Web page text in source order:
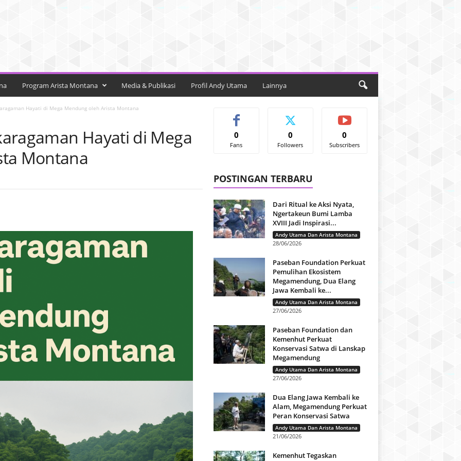
Program Arista Montana Media & Publikasi Profil Andy Utama Lainnya
Hayati di Mega Mendung oleh Arista Montana
Hayati di Mega
Montana
0
Fans
0
Followers
0
Subscribers
POSTINGAN TERBARU
Dari Ritual ke Aksi Nyata,
Ngertakeun Bumi Lamba
XVIII Jadi Inspirasi...
Andy Utama Dan Arista Montana
28/06/2026
Paseban Foundation Perkuat
Pemulihan Ekosistem
Megamendung, Dua Elang
Jawa Kembali ke...
Andy Utama Dan Arista Montana
27/06/2026
Paseban Foundation dan
Kemenhut Perkuat
Konservasi Satwa di Lanskap
Megamendung
Andy Utama Dan Arista Montana
27/06/2026
Dua Elang Jawa Kembali ke
Alam, Megamendung Perkuat
Peran Konservasi Satwa
Andy Utama Dan Arista Montana
21/06/2026
Kemenhut Tegaskan